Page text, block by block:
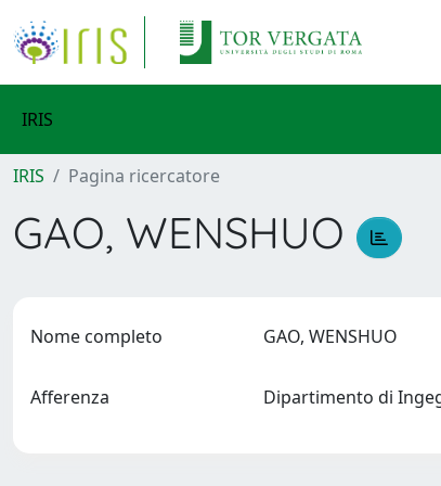
IRIS
IRIS Pagina ricercatore
GAO, WENSHUO
Nome completo GAO, WENSHUO
Afferenza Dipartimento di